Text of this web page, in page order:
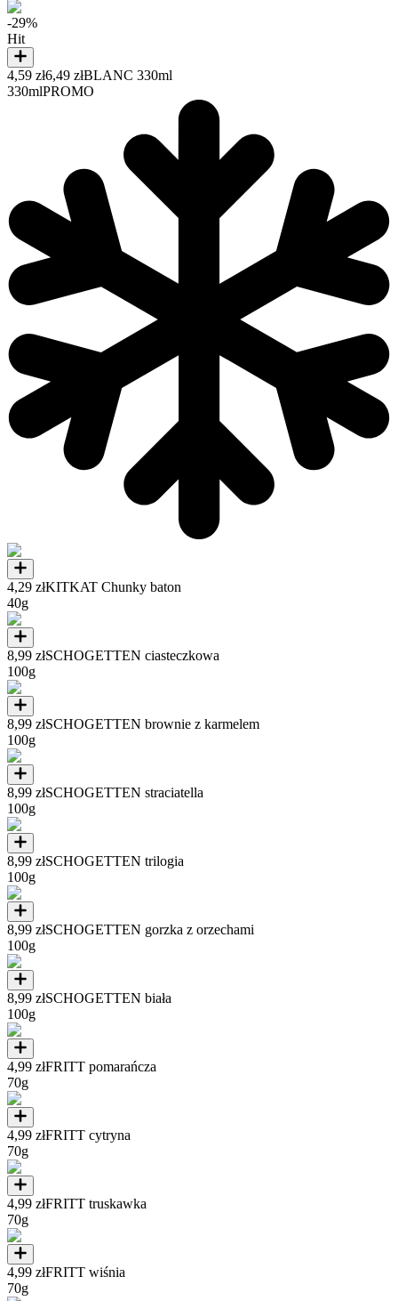
-29%
Hit
4,59 zł6,49 złBLANC 330ml
330mlPROMO
4,29 złKITKAT Chunky baton
40g
8,99 złSCHOGETTEN ciasteczkowa
100g
8,99 złSCHOGETTEN brownie z karmelem
100g
8,99 złSCHOGETTEN straciatella
100g
8,99 złSCHOGETTEN trilogia
100g
8,99 złSCHOGETTEN gorzka z orzechami
100g
8,99 złSCHOGETTEN biała
100g
4,99 złFRITT pomarańcza
70g
4,99 złFRITT cytryna
70g
4,99 złFRITT truskawka
70g
4,99 złFRITT wiśnia
70g